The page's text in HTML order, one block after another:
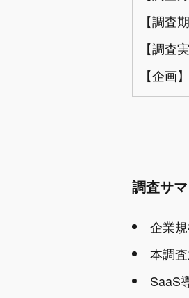
【調査
【調査
【企画
調査サ
企業
本調
SaaS